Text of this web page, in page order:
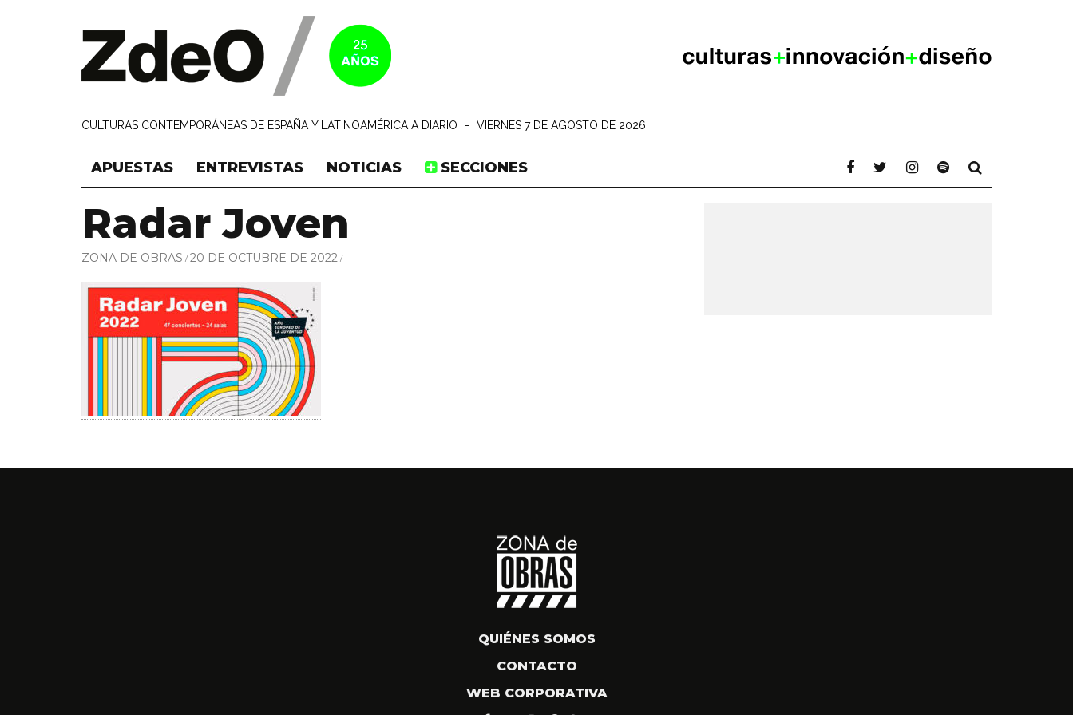
CULTURAS CONTEMPORÁNEAS DE ESPAÑA Y LATINOAMÉRICA A DIARIO - VIERNES 7 DE AGOSTO DE 2026
APUESTAS ENTREVISTAS NOTICIAS SECCIONES
Radar Joven
ZONA DE OBRAS 20 DE OCTUBRE DE 2022
QUIÉNES SOMOS
CONTACTO
WEB CORPORATIVA